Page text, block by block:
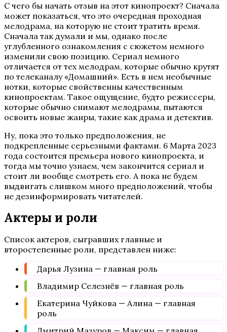
С чего бы начать отзыв на этот кинопроект? Сначала
может показаться, что это очередная проходная
мелодрама, на которую не стоит тратить время.
Сначала так думали и мы, однако после
углубленного ознакомления с сюжетом немного
изменили свою позицию. Сериал немного
отличается от тех мелодрам, которые обычно крутят
по телеканалу «Домашний». Есть в нем необычные
нотки, которые свойственны качественным
кинопроектам. Такое ощущение, будто режиссеры,
которые обычно снимают мелодрамы, пытаются
освоить новые жанры, такие как драма и детектив.
Ну, пока это только предположения, не
подкрепленные серьезными фактами. 6 Марта 2023
года состоится премьера нового кинопроекта, и
тогда мы точно узнаем, чем закончится сериал и
стоит ли вообще смотреть его. А пока не будем
выдвигать слишком много предположений, чтобы
не дезинформировать читателей.
Актеры и роли
Список актеров, сыгравших главные и
второстепенные роли, представлен ниже:
Дарья Лузина — главная роль
Владимир Селезнёв — главная роль
Екатерина Чуйкова — Алина — главная
роль